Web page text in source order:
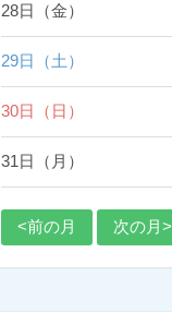
28日（金）
29日（土）
30日（日）
31日（月）
<前の月 次の月>